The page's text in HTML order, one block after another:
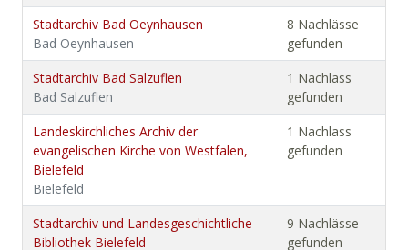
Stadtarchiv Bad Oeynhausen
Bad Oeynhausen
8 Nachlässe
gefunden
Stadtarchiv Bad Salzuflen
Bad Salzuflen
1 Nachlass
gefunden
Landeskirchliches Archiv der
evangelischen Kirche von Westfalen,
Bielefeld
Bielefeld
1 Nachlass
gefunden
Stadtarchiv und Landesgeschichtliche
Bibliothek Bielefeld
9 Nachlässe
gefunden